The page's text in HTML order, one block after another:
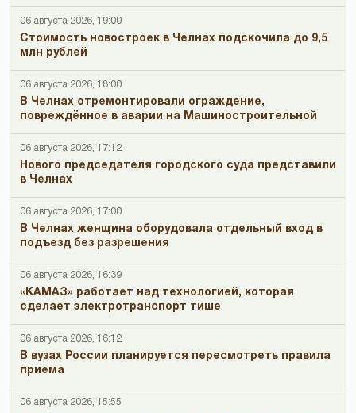
06 августа 2026, 19:00
Стоимость новостроек в Челнах подскочила до 9,5
млн рублей
06 августа 2026, 18:00
В Челнах отремонтировали ограждение,
повреждённое в аварии на Машиностроительной
06 августа 2026, 17:12
Нового председателя городского суда представили
в Челнах
06 августа 2026, 17:00
В Челнах женщина оборудовала отдельный вход в
подъезд без разрешения
06 августа 2026, 16:39
«КАМАЗ» работает над технологией, которая
сделает электротранспорт тише
06 августа 2026, 16:12
В вузах России планируется пересмотреть правила
приема
06 августа 2026, 15:55